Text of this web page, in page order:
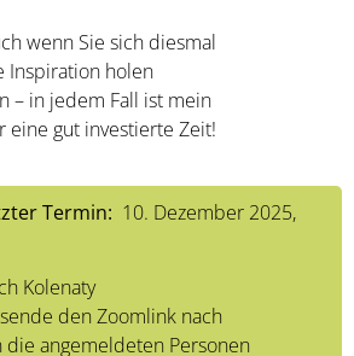
wenn Sie sich diesmal
Inspiration holen
– in jedem Fall ist mein
eine gut investierte Zeit!
Termin: 10. Dezember 2025,
Kolenaty
den Zoomlink nach
die angemeldeten Personen